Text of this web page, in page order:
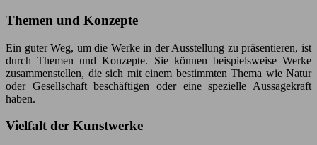
Themen und Konzepte
Ein guter Weg, um die Werke in der Ausstellung zu präsentieren, ist
durch Themen und Konzepte. Sie können beispielsweise Werke
zusammenstellen, die sich mit einem bestimmten Thema wie Natur
oder Gesellschaft beschäftigen oder eine spezielle Aussagekraft
haben.
Vielfalt der Kunstwerke